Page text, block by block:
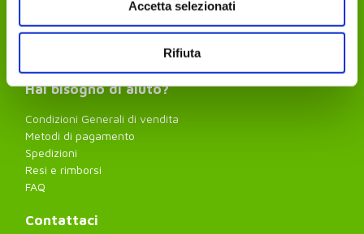
Accetta selezionati
Rifiuta
Modifica consenso
Organismo ADR
Hai bisogno di aiuto?
Condizioni Generali di vendita
Metodi di pagamento
Spedizioni
Resi e rimborsi
FAQ
Contattaci